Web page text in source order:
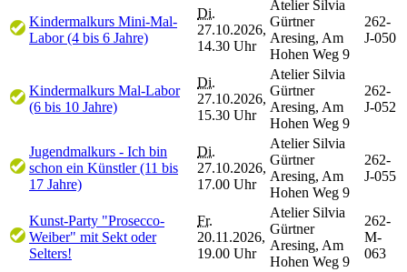
Kindermalkurs Mini-Mal-
Labor (4 bis 6 Jahre)
Di.
27.10.2026,
14.30 Uhr
Atelier Silvia
Gürtner
Aresing, Am
Hohen Weg 9
262-
J-050
Kindermalkurs Mal-Labor
(6 bis 10 Jahre)
Di.
27.10.2026,
15.30 Uhr
Atelier Silvia
Gürtner
Aresing, Am
Hohen Weg 9
262-
J-052
Jugendmalkurs - Ich bin
schon ein Künstler (11 bis
17 Jahre)
Di.
27.10.2026,
17.00 Uhr
Atelier Silvia
Gürtner
Aresing, Am
Hohen Weg 9
262-
J-055
Kunst-Party "Prosecco-
Weiber" mit Sekt oder
Selters!
Fr.
20.11.2026,
19.00 Uhr
Atelier Silvia
Gürtner
Aresing, Am
Hohen Weg 9
262-
M-
063